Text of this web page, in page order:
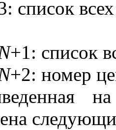
список
+1: список
+2: номер